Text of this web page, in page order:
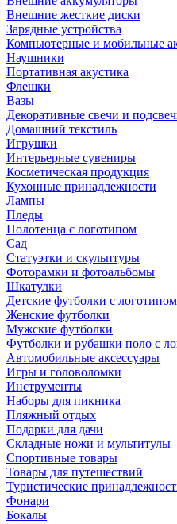
Внешние жесткие диски
Зарядные устройства
Компьютерные и мобильные
Наушники
Портативная акустика
Флешки
Вазы
Декоративные свечи и
Домашний текстиль
Игрушки
Интерьерные сувениры
Косметическая продукция
Кухонные принадлежности
Лампы
Пледы
Полотенца с логотипом
Сад
Статуэтки и скульптуры
Фоторамки и фотоальбомы
Шкатулки
Детские футболки с логотипом
Женские футболки
Мужские футболки
Футболки и рубашки поло с
Автомобильные аксессуары
Игры и головоломки
Инструменты
Наборы для пикника
Пляжный отдых
Подарки для дачи
Складные ножи и мультитулы
Спортивные товары
Товары для путешествий
Туристические
Фонари
Бокалы